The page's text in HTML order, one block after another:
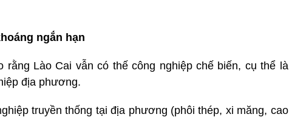
ngắn hạn
rằng Lào Cai vẫn có thế công nghiệp chế biến, cụ thể là
địa phương.
truyền thống tại địa phương (phôi thép, xi măng, cao